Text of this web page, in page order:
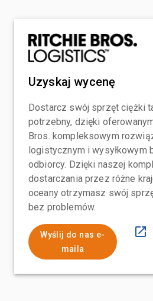
Uzyskaj wycenę
Dostarcz swój sprzęt ciężki
potrzebny, dzięki
Bros. kompleksowym
logistycznym i wysyłkowym
odbiorcy. Dzięki naszej
dostarczania przez różne
oceany otrzymasz swój
bez problemów.
Wyślij do nas e-
maila